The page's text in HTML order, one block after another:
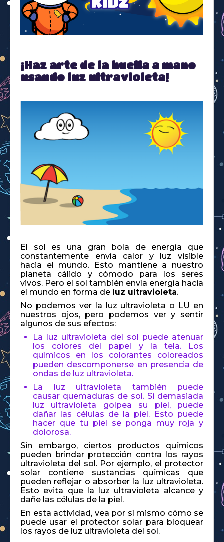
Space Kidz
¡Haz arte de la huella a mano
usando luz ultravioleta!
El sol es una gran bola de energía que
constantemente envía calor y luz visible
hacia el mundo. Esto mantiene a nuestro
planeta cálido y cómodo para los seres
vivos. Pero el sol también envía energía hacia
el mundo en forma de luz ultravioleta.
No podemos ver la luz ultravioleta o LU en
nuestros ojos, pero podemos ver y sentir
algunos de sus efectos:
La luz ultravioleta del sol puede atenuar
los colores del papel y la tela. Los
químicos en los colorantes coloreados
pueden descomponerse en presencia de
ondas de luz ultravioleta.
La luz ultravioleta también puede
causar quemaduras de sol. Si demasiada
luz ultravioleta golpea su piel, puede
dañar las células de la piel. Esto puede
hacer que tu piel se ponga muy roja y
dolorosa.
Sin embargo, ciertos productos químicos
pueden brindar protección contra los rayos
ultravioleta del sol. Por ejemplo, el protector
solar contiene sustancias químicas que
pueden reflejar o absorber la luz ultravioleta.
Esto evita que la luz ultravioleta alcance y
dañe las células de la piel.
En esta actividad, vea por sí mismo cómo se
puede usar el protector solar para bloquear
los rayos de luz ultravioleta del sol.